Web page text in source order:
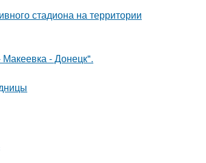
стадиона на территории
- Донецк".